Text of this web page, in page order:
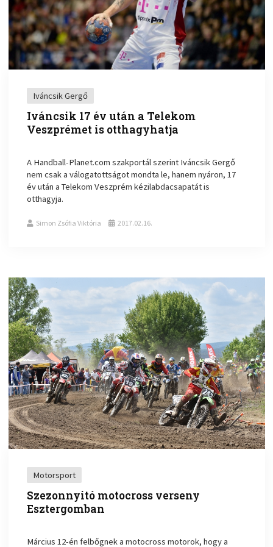
Iváncsik Gergő
Iváncsik 17 év után a Telekom
Veszprémet is otthagyhatja
A Handball-Planet.com szakportál szerint Iváncsik Gergő
nem csak a válogatottságot mondta le, hanem nyáron, 17
év után a Telekom Veszprém kézilabdacsapatát is
otthagyja.
Simon Zsófia Viktória 2017.02.16.
Motorsport
Szezonnyitó motocross verseny
Esztergomban
Március 12-én felbőgnek a motocross motorok, hogy a